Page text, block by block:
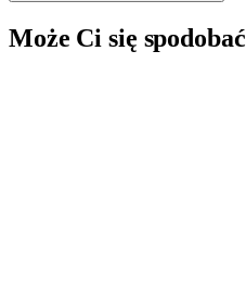
Może Ci się spodobać